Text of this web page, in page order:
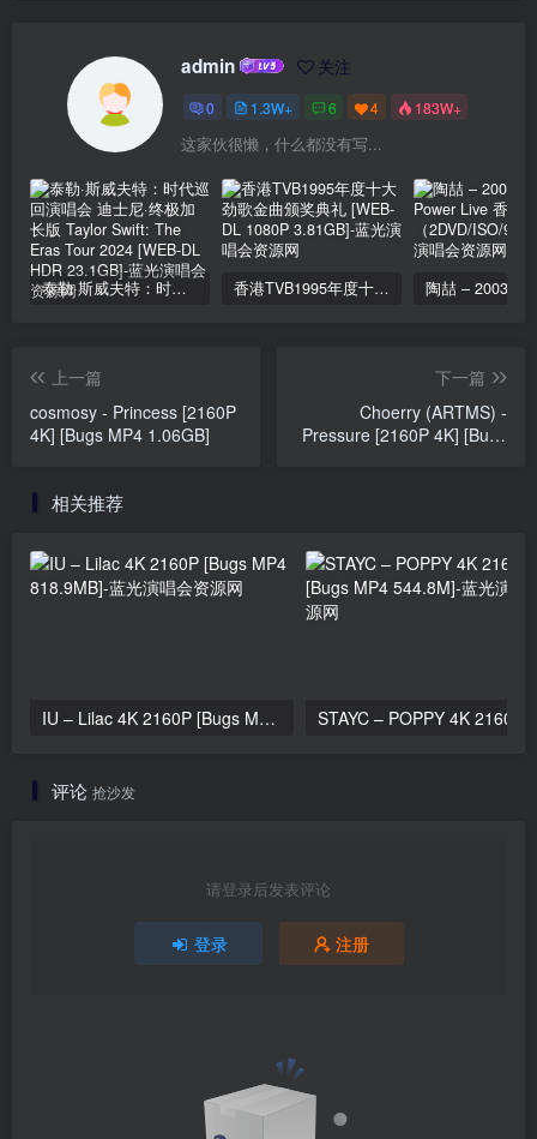
admin 关注
0 1.3W+ 6 4 183W+
这家伙很懒，什么都没有写...
泰勒·斯威夫特：时代巡回演唱会 迪士尼·终极加长版 Taylor Swift: The Eras Tour 2024 [WEB-DL HDR 23.1GB] 香港TVB1995年度十大劲歌金曲颁奖典礼 [WEB-DL 1080P 3.81GB]
上一篇
cosmosy - Princess [2160P
4K] [Bugs MP4 1.06GB]
下一篇
Choerry (ARTMS) -
Pressure [2160P 4K] [Bugs
相关推荐
IU – Lilac 4K 2160P [Bugs MP4 818.9MB]
评论 抢沙发
请登录后发表评论
登录 注册